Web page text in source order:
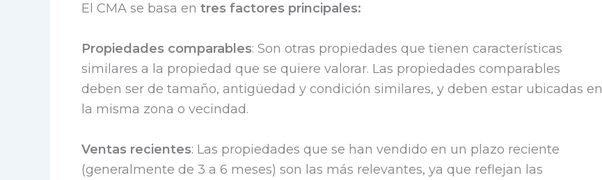
El CMA se basa en tres factores principales:
Propiedades comparables: Son otras propiedades que tienen características
similares a la propiedad que se quiere valorar. Las propiedades comparables
deben ser de tamaño, antigüedad y condición similares, y deben estar ubicadas en
la misma zona o vecindad.
Ventas recientes: Las propiedades que se han vendido en un plazo reciente
(generalmente de 3 a 6 meses) son las más relevantes, ya que reflejan las